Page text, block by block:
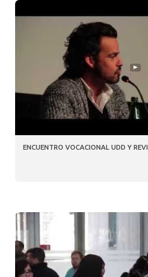
ENCUENTRO VOCACIONAL UDD Y